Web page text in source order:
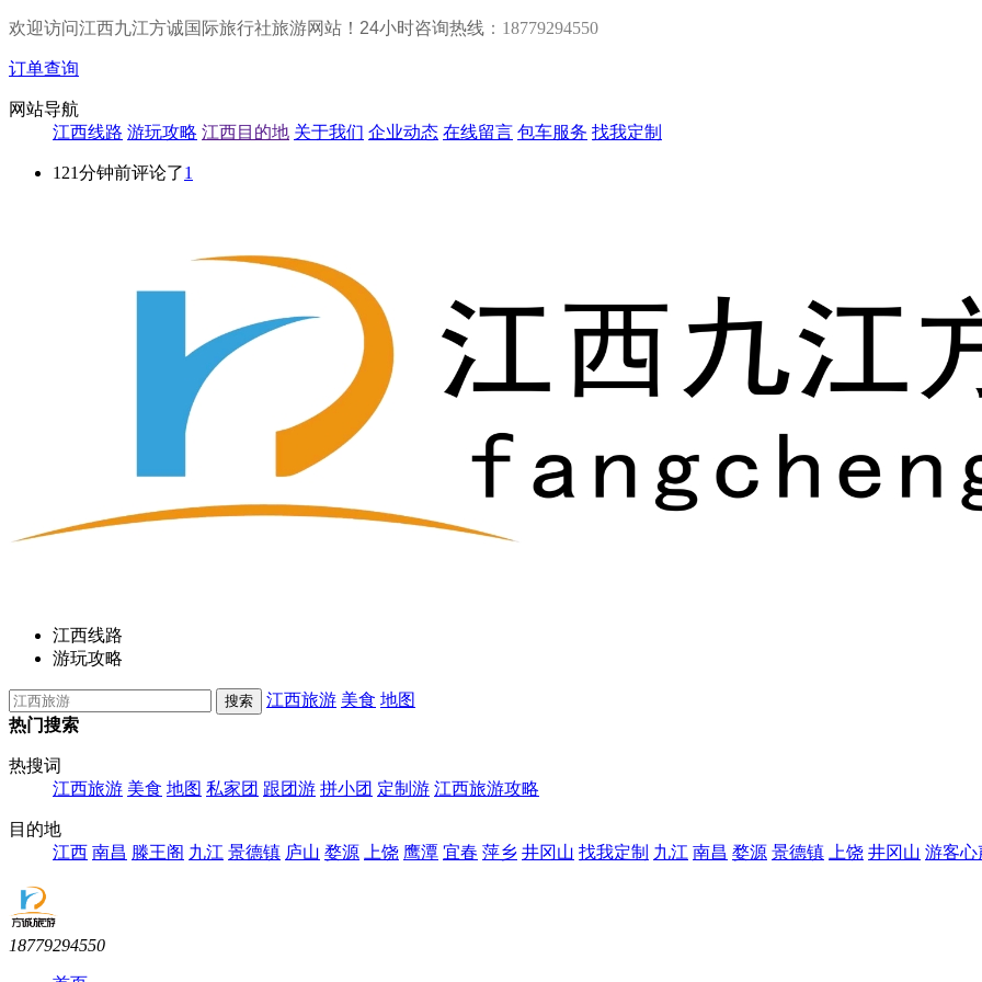
欢迎访问江西九江方诚国际旅行社旅游网站！24小时咨询热线 ：18779294550
订单查询
网站导航
江西线路 游玩攻略 江西目的地 关于我们 企业动态 在线留言 包车服务 找我定制
121分钟前评论了1
江西线路
游玩攻略
江西旅游 美食 地图
热门搜索
热搜词
江西旅游 美食 地图 私家团 跟团游 拼小团 定制游 江西旅游攻略
目的地
江西 南昌 滕王阁 九江 景德镇 庐山 婺源 上饶 鹰潭 宜春 萍乡 井冈山 找我定制 九江 南昌 婺源 景德镇 上饶 井冈山 游客心
18779294550